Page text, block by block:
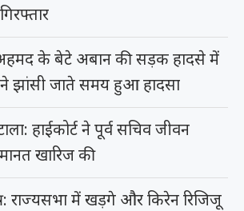
के बेटे अबान की सड़क हादसे में
झांसी जाते समय हुआ हादसा
हाईकोर्ट ने पूर्व सचिव जीवन
खारिज की
राज्यसभा में खड़गे और किरेन रिजिजू